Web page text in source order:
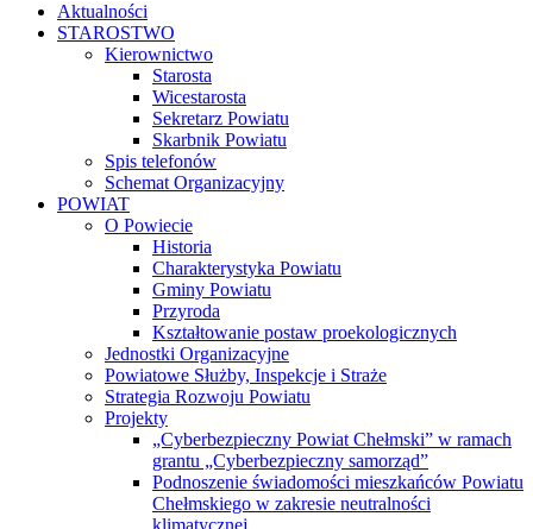
Aktualności
STAROSTWO
Kierownictwo
Starosta
Wicestarosta
Sekretarz Powiatu
Skarbnik Powiatu
Spis telefonów
Schemat Organizacyjny
POWIAT
O Powiecie
Historia
Charakterystyka Powiatu
Gminy Powiatu
Przyroda
Kształtowanie postaw proekologicznych
Jednostki Organizacyjne
Powiatowe Służby, Inspekcje i Straże
Strategia Rozwoju Powiatu
Projekty
„Cyberbezpieczny Powiat Chełmski” w ramach
grantu „Cyberbezpieczny samorząd”
Podnoszenie świadomości mieszkańców Powiatu
Chełmskiego w zakresie neutralności
klimatycznej